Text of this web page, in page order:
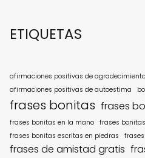
ETIQUETAS
afirmaciones positivas de agradecimiento
afirmaciones positivas de autoestima
frases bonitas frases
frases bonitas en la mano frases
frases bonitas escritas en piedras
frases de amistad gratis